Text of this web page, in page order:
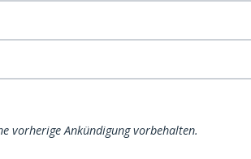
vorherige Ankündigung vorbehalten.